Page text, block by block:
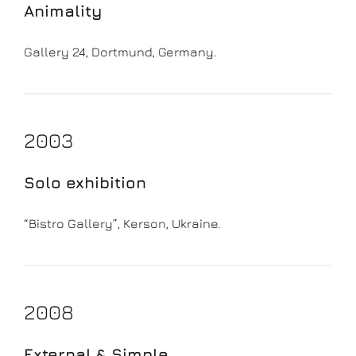
Animality
Gallery 24, Dortmund, Germany.
2003
Solo exhibition
“Bistro Gallery”, Kerson, Ukraine.
2008